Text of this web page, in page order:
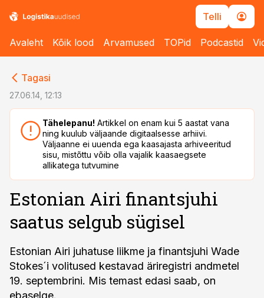
Telli
Avaleht Kõik lood Arvamused TOPid Podcastid
Tagasi
27.06.14, 12:13
Tähelepanu! Artikkel on enam kui 5 aastat vana
ning kuulub väljaande digitaalsesse arhiivi.
Väljaanne ei uuenda ega kaasajasta arhiveeritud
sisu, mistõttu võib olla vajalik kaasaegsete
allikatega tutvumine
Estonian Airi finantsjuhi
saatus selgub sügisel
Estonian Airi juhatuse liikme ja finantsjuhi Wade
Stokes´i volitused kestavad äriregistri andmetel
19. septembrini. Mis temast edasi saab, on
ebaselge.